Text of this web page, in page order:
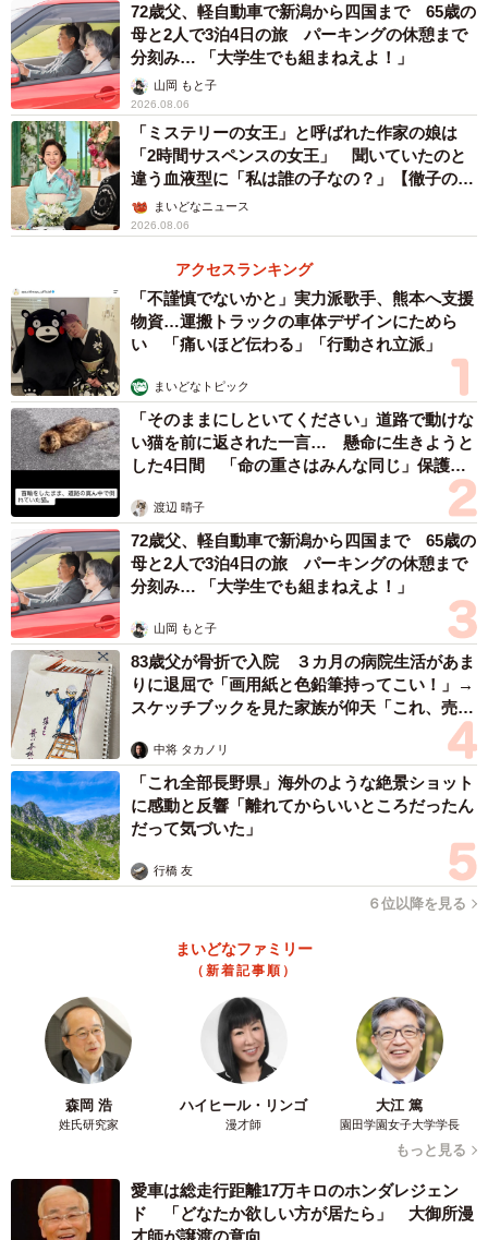
72歳父、軽自動車で新潟から四国まで 65歳の
母と2人で3泊4日の旅 パーキングの休憩まで
分刻み… 「大学生でも組まねえよ！」
山岡 もと子
2026.08.06
「ミステリーの女王」と呼ばれた作家の娘は
「2時間サスペンスの女王」 聞いていたのと
違う血液型に「私は誰の子なの？」【徹子の部
屋】まいどなニュース
2026.08.06
アクセスランキング
「不謹慎でないかと」実力派歌手、熊本へ支援
物資…運搬トラックの車体デザインにためら
い 「痛いほど伝わる」「行動され立派」
まいどなトピック
「そのままにしといてください」道路で動けな
い猫を前に返された一言… 懸命に生きようと
した4日間 「命の重さはみんな同じ」保護団
渡辺 晴子
72歳父、軽自動車で新潟から四国まで 65歳の
母と2人で3泊4日の旅 パーキングの休憩まで
分刻み… 「大学生でも組まねえよ！」
山岡 もと子
83歳父が骨折で入院 ３カ月の病院生活があま
りに退屈で「画用紙と色鉛筆持ってこい！」→
スケッチブックを見た家族が仰天「これ、売れ
中将 タカノリ
「これ全部長野県」海外のような絶景ショット
に感動と反響「離れてからいいところだったん
だって気づいた」
行橋 友
６位以降を見る
まいどなファミリー
（新着記事順）
森岡 浩
姓氏研究家
ハイヒール・リンゴ
漫才師
大江 篤
園田学園女子大学学長
もっと見る
愛車は総走行距離17万キロのホンダレジェン
ド 「どなたか欲しい方が居たら」 大御所漫
才師が譲渡の意向